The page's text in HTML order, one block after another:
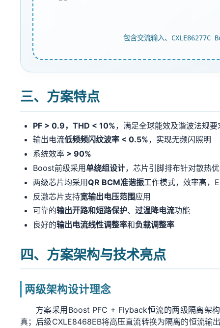
包含交流输入、CXLE86277C
三、方案特点
PF > 0.9，THD < 10%，满足全球能效及谐波法规要
输出电流低频频闪纹波率 < 0.5%，实现无频闪照明
系统效率> 90%
Boost前级采用单绕组设计，芯片引脚排布针对散热
两级芯片均采用QR BCM准谐振工作模式，效率高，
反激芯片支持宽输出电压范围应用
可靠的输出开路和短路保护、 过温降电流功能
良好的输出电流线性调整率和负载调整率
四、方案架构与技术亮点
两级架构设计理念
方案采用Boost PFC + Flyback恒流的两级隔离架
真；后级CXLE8468EB将高压直流转换为隔离的恒流输